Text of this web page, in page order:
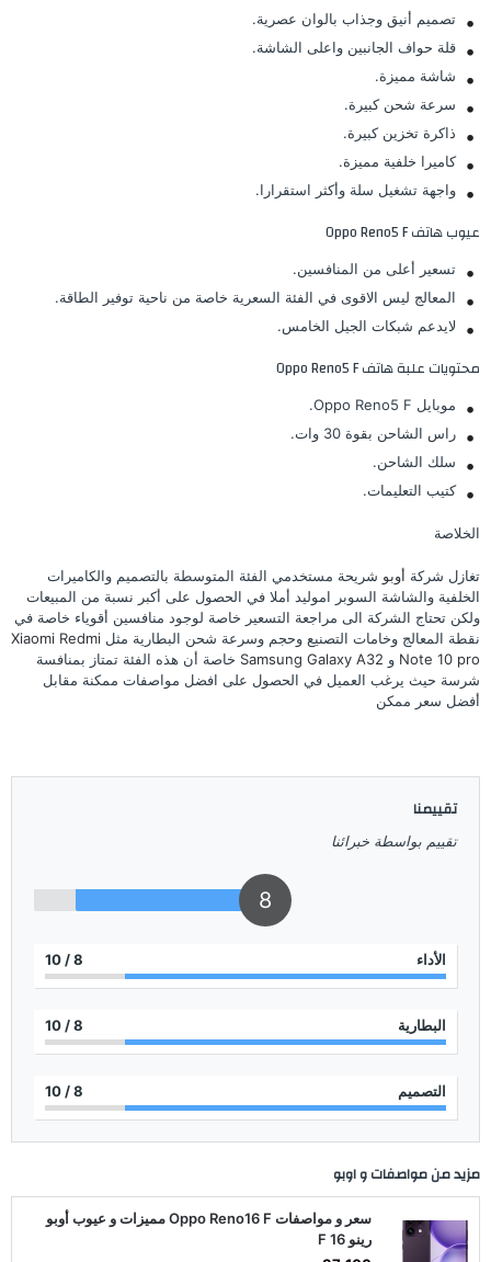
تصميم أنيق وجذاب بالوان عصرية.
قلة حواف الجانبين واعلى الشاشة.
شاشة مميزة.
سرعة شحن كبيرة.
ذاكرة تخزين كبيرة.
كاميرا خلفية مميزة.
واجهة تشغيل سلة وأكثر استقرارا.
عيوب هاتف Oppo Reno5 F
تسعير أعلى من المنافسين.
المعالج ليس الاقوى في الفئة السعرية خاصة من ناحية توفير الطاقة.
لايدعم شبكات الجيل الخامس.
محتويات علبة هاتف Oppo Reno5 F
موبايل Oppo Reno5 F.
راس الشاحن بقوة 30 وات.
سلك الشاحن.
كتيب التعليمات.
الخلاصة
تغازل شركة أوبو شريحة مستخدمي الفئة المتوسطة بالتصميم والكاميرات
الخلفية والشاشة السوبر اموليد أملا في الحصول على أكبر نسبة من المبيعات
ولكن تحتاج الشركة الى مراجعة التسعير خاصة لوجود منافسين أقوياء خاصة في
نقطة المعالج وخامات التصنيع وحجم وسرعة شحن البطارية مثل Xiaomi Redmi
Note 10 pro و Samsung Galaxy A32 خاصة أن هذه الفئة تمتاز بمنافسة
شرسة حيث يرغب العميل في الحصول على افضل مواصفات ممكنة مقابل
أفضل سعر ممكن
تقييمنا
تقييم بواسطة خبرائنا
8
الأداء 8
/ 10
البطارية 8
/ 10
التصميم 8
/ 10
مزيد من مواصفات واوبو
سعر و مواصفات Oppo Reno16 F مميزات و عيوب أوبو
رينو 16 F